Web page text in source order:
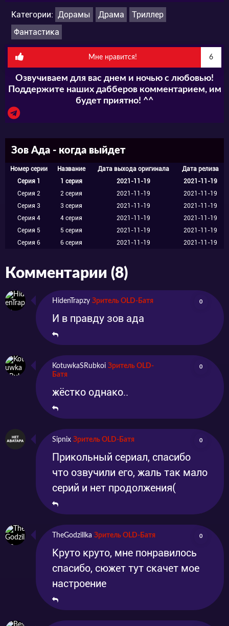
хочет отомстить «Сэджинрихо», а Ли Ри —
Джин Хи Чжон, дочь детектива.
Категории: Дорамы Драма
Триллер
Фантастика
Мне нравится! 6
Озвучиваем для вас днем и ночью с любовью!
Поддержите наших дабберов комментарием, им
будет приятно! ^^
Зов Ада - когда выйдет
Номер серии Название Дата выхода оригинала
Дата релиза
Серия 1
1 серия 2021-11-19
2021-11-19
Серия 2
2 серия 2021-11-19
2021-11-19
Серия 3
3 серия 2021-11-19
2021-11-19
Серия 4
4 серия 2021-11-19
2021-11-19
Серия 5
5 серия 2021-11-19
2021-11-19
Серия 6
6 серия 2021-11-19 2021-11-19
Комментарии (8)
HidenTrapzy Зритель OLD-Батя 0
И в правду зов ада
KotuwkaSRubkoi Зритель OLD-
Батя
0
жёстко однако..
Sipnix Зритель OLD-Батя 0
Прикольный сериал, спасибо
что озвучили его, жаль так мало
серий и нет продолжения(
TheGodzillka Зритель OLD-Батя 0
Круто круто, мне понравилось
спасибо, сюжет тут скачет мое
настроение